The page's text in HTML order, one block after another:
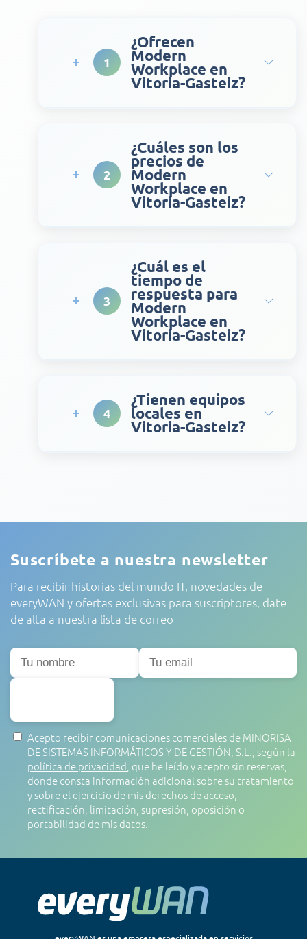
1
¿Ofrecen
Modern
Workplace en
Vitoria-Gasteiz?
2
¿Cuáles son los
precios de
Modern
Workplace en
Vitoria-Gasteiz?
3
¿Cuál es el
tiempo de
respuesta para
Modern
Workplace en
Vitoria-Gasteiz?
4
¿Tienen equipos
locales en
Vitoria-Gasteiz?
Suscríbete a nuestra newsletter
Para recibir historias del mundo IT, novedades de
everyWAN y ofertas exclusivas para suscriptores, date
de alta a nuestra lista de correo
Acepto recibir comunicaciones comerciales de MINORISA
DE SISTEMAS INFORMÁTICOS Y DE GESTIÓN, S.L., según la
política de privacidad, que he leído y acepto sin reservas,
donde consta información adicional sobre su tratamiento
y sobre el ejercicio de mis derechos de acceso,
rectificación, limitación, supresión, oposición o
portabilidad de mis datos.